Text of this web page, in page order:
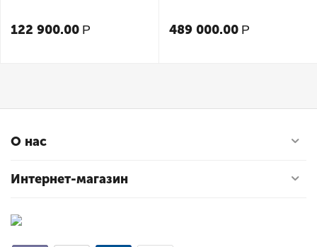
122 900.00 Р 489 000.00 Р
О нас
Интернет-магазин